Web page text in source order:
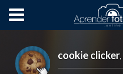
Cursos OnLine
cookie clicker,